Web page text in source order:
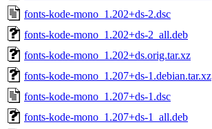
fonts-kode-mono_1.202+ds-2.dsc
fonts-kode-mono_1.202+ds-2_all.deb
fonts-kode-mono_1.202+ds.orig.tar.xz
fonts-kode-mono_1.207+ds-1.debian.tar.xz
fonts-kode-mono_1.207+ds-1.dsc
fonts-kode-mono_1.207+ds-1_all.deb